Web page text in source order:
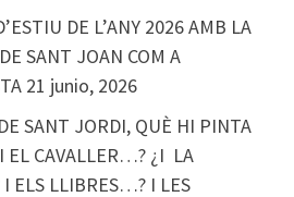
DE L’ANY 2026 AMB LA
SANT JOAN COM A
21 junio, 2026
SANT JORDI, QUÈ HI PINTA
EL CAVALLER…? ¿I LA
ELS LLIBRES…? I LES